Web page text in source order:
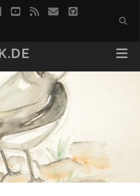
linkedinyoutube
rss emailgithub